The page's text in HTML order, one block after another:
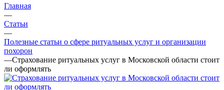
Главная
—
Статьи
—
Полезные статьи о сфере ритуальных услуг и организации
похорон
—Страхование ритуальных услуг в Московской области стоит
ли оформлять